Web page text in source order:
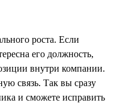
роста. Если
его должность,
внутри компании.
связь. Так вы сразу
и сможете исправить